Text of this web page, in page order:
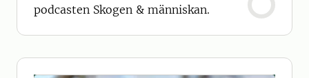
podcasten Skogen & människan.